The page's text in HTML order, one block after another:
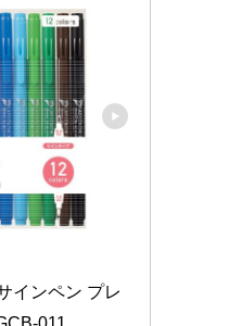
インペン プレ